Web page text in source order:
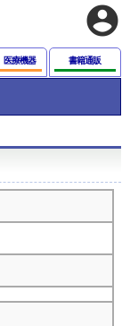
account_circle
医療機器 書籍通販